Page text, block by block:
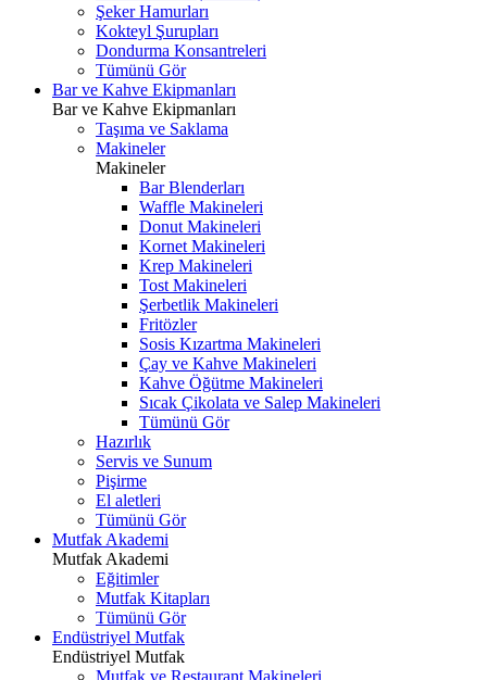
Şeker Hamurları
Kokteyl Şurupları
Dondurma Konsantreleri
Tümünü Gör
Bar ve Kahve Ekipmanları
Bar ve Kahve Ekipmanları
Taşıma ve Saklama
Makineler
Makineler
Bar Blenderları
Waffle Makineleri
Donut Makineleri
Kornet Makineleri
Krep Makineleri
Tost Makineleri
Şerbetlik Makineleri
Fritözler
Sosis Kızartma Makineleri
Çay ve Kahve Makineleri
Kahve Öğütme Makineleri
Sıcak Çikolata ve Salep Makineleri
Tümünü Gör
Hazırlık
Servis ve Sunum
Pişirme
El aletleri
Tümünü Gör
Mutfak Akademi
Mutfak Akademi
Eğitimler
Mutfak Kitapları
Tümünü Gör
Endüstriyel Mutfak
Endüstriyel Mutfak
Mutfak ve Restaurant Makineleri